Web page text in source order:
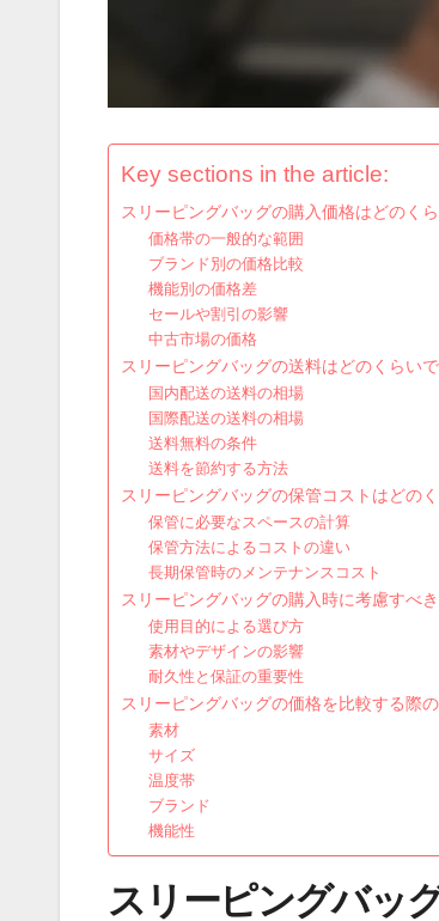
Key sections in the article:
スリーピングバッグの購入価格はどのく
価格帯の一般的な範囲
ブランド別の価格比較
機能別の価格差
セールや割引の影響
中古市場の価格
スリーピングバッグの送料はどのくらい
国内配送の送料の相場
国際配送の送料の相場
送料無料の条件
送料を節約する方法
スリーピングバッグの保管コストはどの
保管に必要なスペースの計算
保管方法によるコストの違い
長期保管時のメンテナンスコスト
スリーピングバッグの購入時に考慮すべ
使用目的による選び方
素材やデザインの影響
耐久性と保証の重要性
スリーピングバッグの価格を比較する際
素材
サイズ
温度帯
ブランド
機能性
スリーピングバッ